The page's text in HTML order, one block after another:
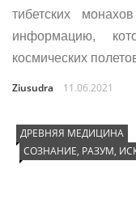
тибетских
информацию,
космических
Ziusudra 11.06.2021
ДРЕВНЯЯ МЕДИЦИНА
СОЗНАНИЕ, РАЗУМ,